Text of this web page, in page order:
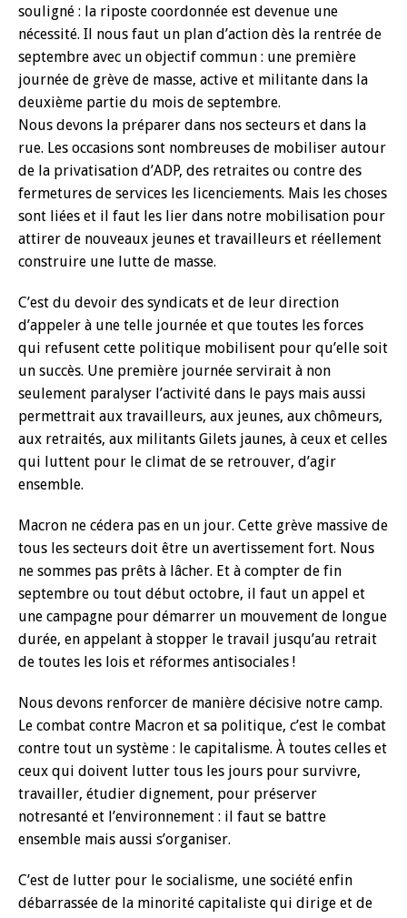
souligné : la riposte coordonnée est devenue une
nécessité. Il nous faut un plan d’action dès la rentrée de
septembre avec un objectif commun : une première
journée de grève de masse, active et militante dans la
deuxième partie du mois de septembre.
Nous devons la préparer dans nos secteurs et dans la
rue. Les occasions sont nombreuses de mobiliser autour
de la privatisation d’ADP, des retraites ou contre des
fermetures de services les licenciements. Mais les choses
sont liées et il faut les lier dans notre mobilisation pour
attirer de nouveaux jeunes et travailleurs et réellement
construire une lutte de masse.
C’est du devoir des syndicats et de leur direction
d’appeler à une telle journée et que toutes les forces
qui refusent cette politique mobilisent pour qu’elle soit
un succès. Une première journée servirait à non
seulement paralyser l’activité dans le pays mais aussi
permettrait aux travailleurs, aux jeunes, aux chômeurs,
aux retraités, aux militants Gilets jaunes, à ceux et celles
qui luttent pour le climat de se retrouver, d’agir
ensemble.
Macron ne cédera pas en un jour. Cette grève massive de
tous les secteurs doit être un avertissement fort. Nous
ne sommes pas prêts à lâcher. Et à compter de fin
septembre ou tout début octobre, il faut un appel et
une campagne pour démarrer un mouvement de longue
durée, en appelant à stopper le travail jusqu’au retrait
de toutes les lois et réformes antisociales !
Nous devons renforcer de manière décisive notre camp.
Le combat contre Macron et sa politique, c’est le combat
contre tout un système : le capitalisme. À toutes celles et
ceux qui doivent lutter tous les jours pour survivre,
travailler, étudier dignement, pour préserver
notresanté et l’environnement : il faut se battre
ensemble mais aussi s’organiser.
C’est de lutter pour le socialisme, une société enfin
débarrassée de la minorité capitaliste qui dirige et de